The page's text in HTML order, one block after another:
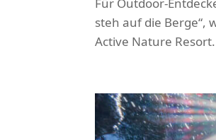
steh auf die Berge“,
Active Nature